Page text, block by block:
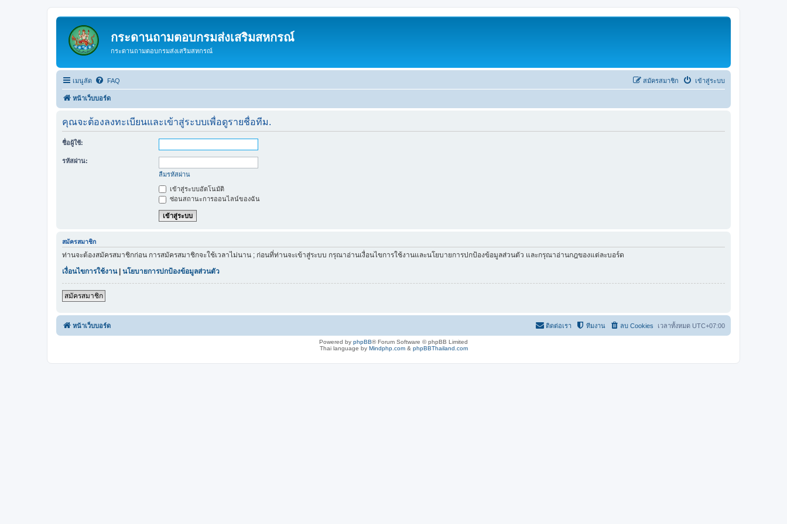
กระดานถามตอบกรมส่งเสริมสหกรณ์
กระดานถามตอบกรมส่งเสริมสหกรณ์
เมนูลัด FAQ เข้าสู่ระบบ
สมัครสมาชิก
หน้าเว็บบอร์ด
คุณจะต้องลงทะเบียนและเข้าสู่ระบบเพื่อดูรายชื่อทีม.
ชื่อผู้ใช้:
รหัสผ่าน:
ลืมรหัสผ่าน
เข้าสู่ระบบอัตโนมัติ
ซ่อนสถานะการออนไลน์ของฉัน
สมัครสมาชิก
ท่านจะต้องสมัครสมาชิกก่อน การสมัครสมาชิกจะใช้เวลาไม่นาน ; ก่อนที่ท่านจะเข้าสู่ระบบ กรุณาอ่านเงื่อนไขการใช้งานและนโยบายการปกป้องข้อมูลส่วนตัว และกรุณาอ่านกฎของแต่ละบอร์ด
เงื่อนไขการใช้งาน| นโยบายการปกป้องข้อมูลส่วนตัว
สมัครสมาชิก
หน้าเว็บบอร์ด เวลาทั้งหมด UTC+07:00
ลบ Cookies
ทีมงาน
ติดต่อเรา
Powered by phpBB® Forum Software © phpBB Limited
Thai language by Mindphp.com& phpBBThailand.com